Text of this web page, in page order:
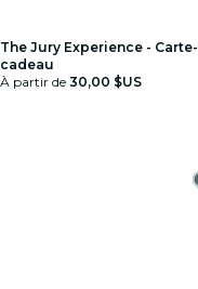
The Jury Experience - Carte-
cadeau
À partir de 30,00 $US